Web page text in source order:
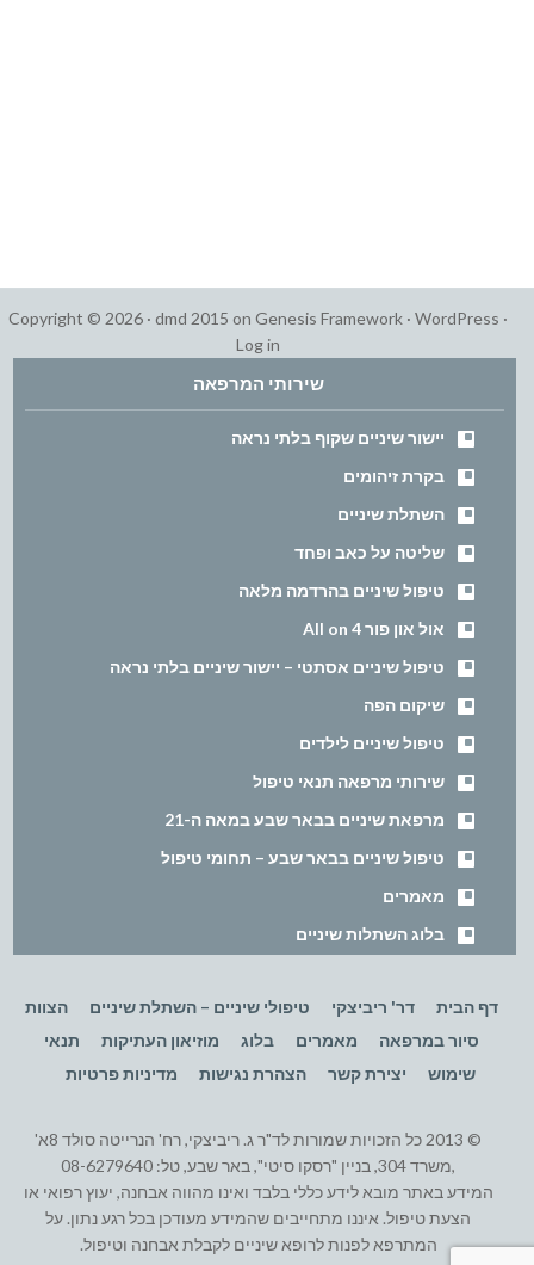
Copyright © 2026 · dmd 2015 on Genesis Framework · WordPress ·
Log in
שירותי המרפאה
יישור שיניים שקוף בלתי נראה
בקרת זיהומים
השתלת שיניים
שליטה על כאב ופחד
טיפול שיניים בהרדמה מלאה
אול און פור All on 4
טיפול שיניים אסתטי – יישור שיניים בלתי נראה
שיקום הפה
טיפול שיניים לילדים
שירותי מרפאה תנאי טיפול
מרפאת שיניים בבאר שבע במאה ה-21
טיפול שיניים בבאר שבע – תחומי טיפול
מאמרים
בלוג השתלות שיניים
דף הבית דר' ריביצקי טיפולי שיניים – השתלת שיניים
הצוות
סיור במרפאה
מאמרים בלוג מוזיאון העתיקות
תנאי
שימוש
יצירת קשר הצהרת נגישות מדיניות פרטיות
© 2013 כל הזכויות שמורות לד"ר ג. ריביצקי, רח' הנרייטה סולד 8א'
,משרד 304, בניין "רסקו סיטי", באר שבע, טל: 08-6279640
המידע באתר מובא לידע כללי בלבד ואינו מהווה אבחנה, יעוץ רפואי או
הצעת טיפול. איננו מתחייבים שהמידע מעודכן בכל רגע נתון. על
המתרפא לפנות לרופא שיניים לקבלת אבחנה וטיפול.